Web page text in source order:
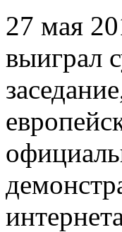
27 мая
выиграл